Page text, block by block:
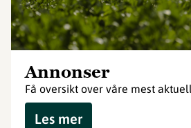
Annonser
Få oversikt over våre mest
Les mer